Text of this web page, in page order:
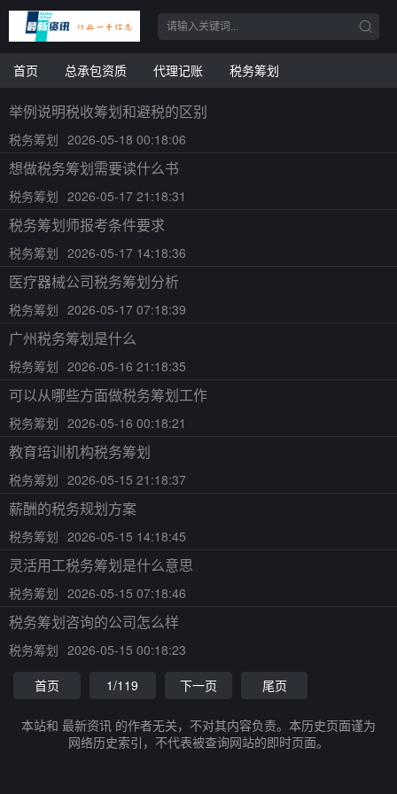
首页 总承包资质 代理记账 税务筹划
举例说明税收筹划和避税的区别
税务筹划 2026-05-18 00:18:06
想做税务筹划需要读什么书
税务筹划 2026-05-17 21:18:31
税务筹划师报考条件要求
税务筹划 2026-05-17 14:18:36
医疗器械公司税务筹划分析
税务筹划 2026-05-17 07:18:39
广州税务筹划是什么
税务筹划 2026-05-16 21:18:35
可以从哪些方面做税务筹划工作
税务筹划 2026-05-16 00:18:21
教育培训机构税务筹划
税务筹划 2026-05-15 21:18:37
薪酬的税务规划方案
税务筹划 2026-05-15 14:18:45
灵活用工税务筹划是什么意思
税务筹划 2026-05-15 07:18:46
税务筹划咨询的公司怎么样
税务筹划 2026-05-15 00:18:23
首页
1/119 下一页 尾页
本站和 最新资讯 的作者无关，不对其内容负责。本历史页面谨为
网络历史索引，不代表被查询网站的即时页面。